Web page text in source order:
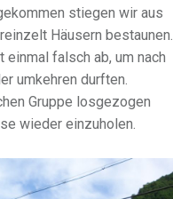
stiegen wir aus
Häusern bestaunen.
falsch ab, um nach
umkehren durften.
Gruppe losgezogen
wieder einzuholen.